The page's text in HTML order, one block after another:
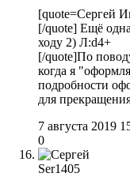
[quote=Сергей
[/quote] Ещё
ходу 2) Л:d4+
[/quote]По
когда я
подробности
для
7 августа 2019
0
Ser1405